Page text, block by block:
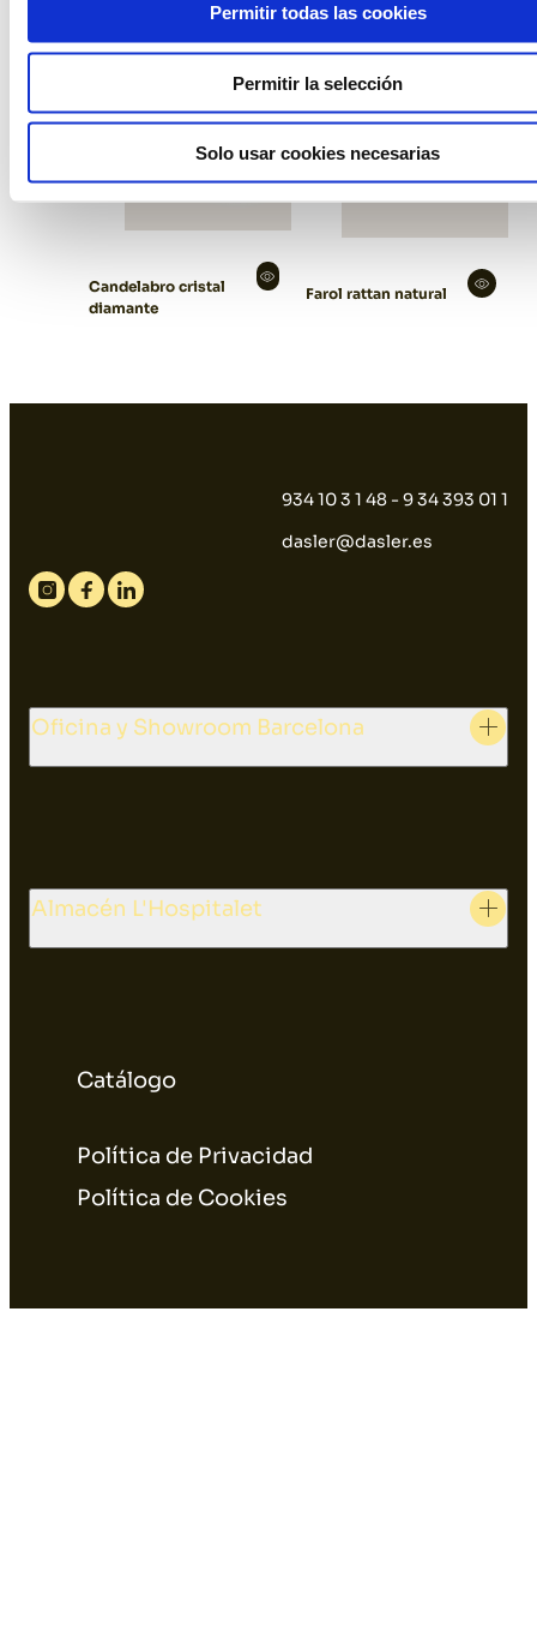
Permitir todas las cookies
Permitir la selección
Solo usar cookies necesarias
Candelabro cristal
diamante
Farol rattan natural
934 10 3 1 48 - 9 34 393 01 1
dasler@dasler.es
Instagram
FacebookLinkedin
Catálogo
Política de Privacidad
Política de Cookies
Oficina y Showroom Barcelona
Almacén L'Hospitalet